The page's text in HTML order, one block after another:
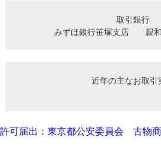
取引銀行
みずほ銀行笹塚支店　　親